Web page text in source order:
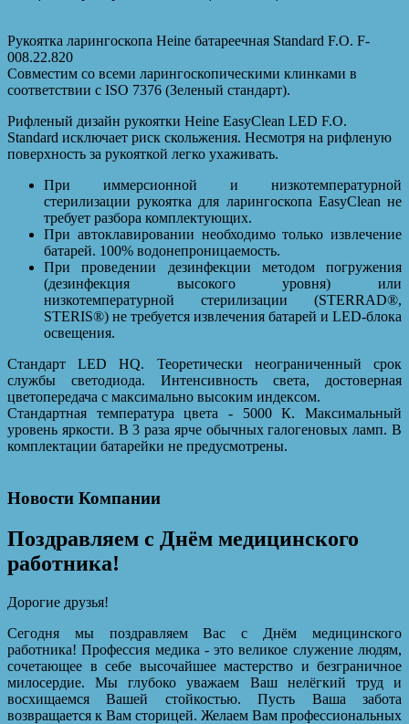
Рукоятка ларингоскопа Heine батареечная Standard F.O. F-
008.22.820
Совместим со всеми ларингоскопическими клинками в
соответствии с ISO 7376 (Зеленый стандарт).
Рифленый дизайн рукоятки Heine EasyClean LED F.O.
Standard исключает риск скольжения. Несмотря на рифленую
поверхность за рукояткой легко ухаживать.
При иммерсионной и низкотемпературной
стерилизации рукоятка для ларингоскопа EasyClean не
требует разбора комплектующих.
При автоклавировании необходимо только извлечение
батарей. 100% водонепроницаемость.
При проведении дезинфекции методом погружения
(дезинфекция высокого уровня) или
низкотемпературной стерилизации (STERRAD®,
STERIS®) не требуется извлечения батарей и LED-блока
освещения.
Стандарт LED HQ. Теоретически неограниченный срок
службы светодиода. Интенсивность света, достоверная
цветопередача с максимально высоким индексом.
Стандартная температура цвета - 5000 К. Максимальный
уровень яркости. В 3 раза ярче обычных галогеновых ламп. В
комплектации батарейки не предусмотрены.
Новости Компании
Поздравляем с Днём медицинского
работника!
Дорогие друзья!
Сегодня мы поздравляем Вас с Днём медицинского
работника! Профессия медика - это великое служение людям,
сочетающее в себе высочайшее мастерство и безграничное
милосердие. Мы глубоко уважаем Ваш нелёгкий труд и
восхищаемся Вашей стойкостью. Пусть Ваша забота
возвращается к Вам сторицей. Желаем Вам профессиональных